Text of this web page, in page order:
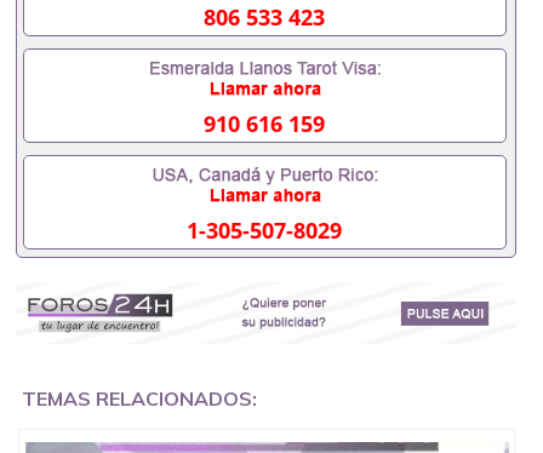
请学校、转学，甚至是申请工签都可以用到）。 注：
上述材料，随时都可以安排办理，毕业证成绩单，学
校，专业，学位，毕业时间都可以根据客户要求安
排。 国内找工作假的毕业证可以用吗551190476假的
毕业证成绩单可以办学历认证吗551190476要定居国
外需要办理什么材料551190476入职事业单位/国企假
的毕业证会查吗551190476入职国企/事业单位需要些
什么材料551190476办理假毕业证在国内能用吗, 挂科
拿不到毕业证怎么办, 毕业证丢了怎么办, 没有正常毕
业怎么办理毕业证,没毕业可以办学历认证吗,您是否
因为中途辍学、挂科而没有正常毕业551190476您是
因没正常毕业而导致回国得不到教育部认证在校挂科
了不想读了,成绩不理想毕不了业怎么办551190476找
买文凭可靠吗551190476哪里可以买国外文凭
大学文凭可以打工作吗551190476怎么办理 外假毕业
806 533 423
910 616 159
1-305-507-8029
TEMAS RELACIONADOS: